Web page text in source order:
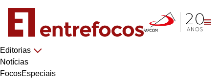
Editorias
Notícias
FocosEspeciais